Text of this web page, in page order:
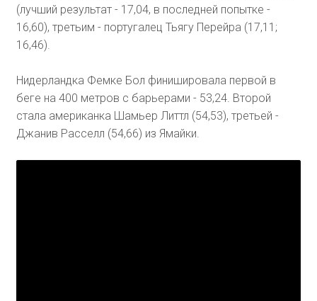
(лучший результат - 17,04, в последней попытке -
16,60), третьим - португалец Тьягу Перейра (17,11;
16,46).
Нидерландка Фемке Бол финишировала первой в
беге на 400 метров с барьерами - 53,24. Второй
стала американка Шамьер Литтл (54,53), третьей -
Джанив Расселл (54,66) из Ямайки.